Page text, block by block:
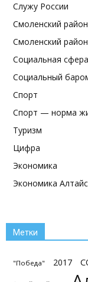
Служу России
Смоленский район
Смоленский
Социальная
Социальный
Спорт
Спорт — норма
Туризм
Цифра
Экономика
Экономика
Метки
"Победа" 2017